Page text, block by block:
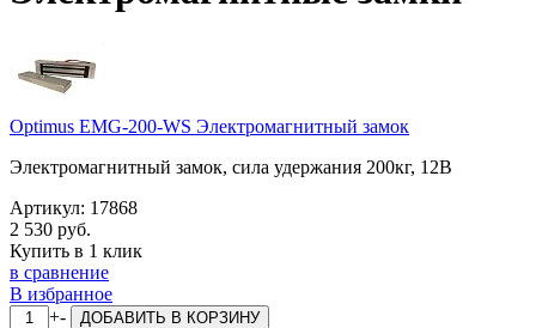
Optimus EMG-200-WS Электромагнитный замок
Электромагнитный замок, сила удержания 200кг, 12В
Артикул: 17868
2 530 руб.
Купить в 1 клик
в сравнение
В избранное
+- ДОБАВИТЬ В КОРЗИНУ